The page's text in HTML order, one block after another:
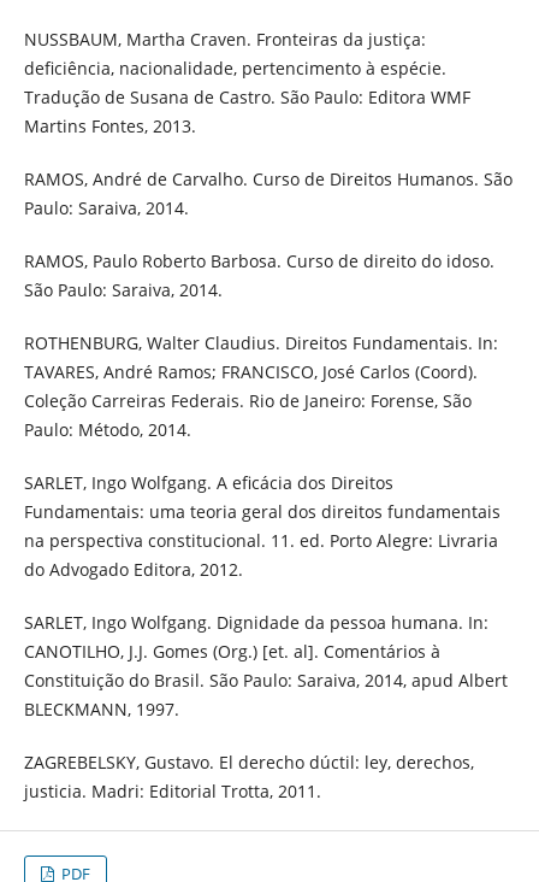
NUSSBAUM, Martha Craven. Fronteiras da justiça:
deficiência, nacionalidade, pertencimento à espécie.
Tradução de Susana de Castro. São Paulo: Editora WMF
Martins Fontes, 2013.
RAMOS, André de Carvalho. Curso de Direitos Humanos. São
Paulo: Saraiva, 2014.
RAMOS, Paulo Roberto Barbosa. Curso de direito do idoso.
São Paulo: Saraiva, 2014.
ROTHENBURG, Walter Claudius. Direitos Fundamentais. In:
TAVARES, André Ramos; FRANCISCO, José Carlos (Coord).
Coleção Carreiras Federais. Rio de Janeiro: Forense, São
Paulo: Método, 2014.
SARLET, Ingo Wolfgang. A eficácia dos Direitos
Fundamentais: uma teoria geral dos direitos fundamentais
na perspectiva constitucional. 11. ed. Porto Alegre: Livraria
do Advogado Editora, 2012.
SARLET, Ingo Wolfgang. Dignidade da pessoa humana. In:
CANOTILHO, J.J. Gomes (Org.) [et. al]. Comentários à
Constituição do Brasil. São Paulo: Saraiva, 2014, apud Albert
BLECKMANN, 1997.
ZAGREBELSKY, Gustavo. El derecho dúctil: ley, derechos,
justicia. Madri: Editorial Trotta, 2011.
PDF